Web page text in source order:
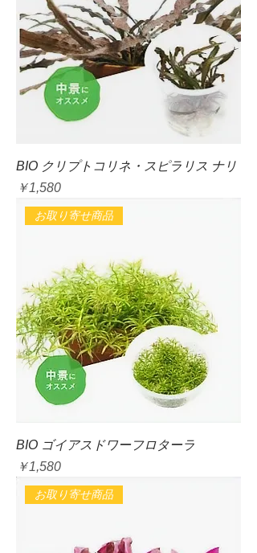
BIO クリプトコリネ・スピラリス ナリ
価格
￥1,580
お取り寄せ商品
BIO ゴイアスドワーフロターラ
価格
￥1,580
お取り寄せ商品